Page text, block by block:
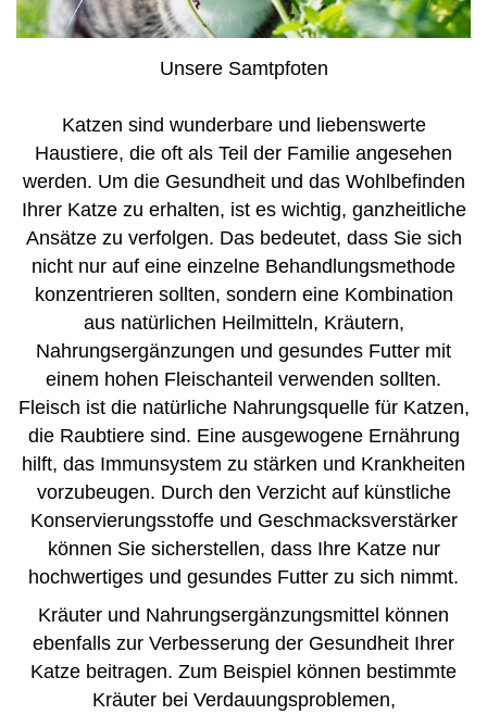
Unsere Samtpfoten
Katzen sind wunderbare und liebenswerte
Haustiere, die oft als Teil der Familie angesehen
werden. Um die Gesundheit und das Wohlbefinden
Ihrer Katze zu erhalten, ist es wichtig, ganzheitliche
Ansätze zu verfolgen. Das bedeutet, dass Sie sich
nicht nur auf eine einzelne Behandlungsmethode
konzentrieren sollten, sondern eine Kombination
aus natürlichen Heilmitteln, Kräutern,
Nahrungsergänzungen und gesundes Futter mit
einem hohen Fleischanteil verwenden sollten.
Fleisch ist die natürliche Nahrungsquelle für Katzen,
die Raubtiere sind. Eine ausgewogene Ernährung
hilft, das Immunsystem zu stärken und Krankheiten
vorzubeugen. Durch den Verzicht auf künstliche
Konservierungsstoffe und Geschmacksverstärker
können Sie sicherstellen, dass Ihre Katze nur
hochwertiges und gesundes Futter zu sich nimmt.
Kräuter und Nahrungsergänzungsmittel können
ebenfalls zur Verbesserung der Gesundheit Ihrer
Katze beitragen. Zum Beispiel können bestimmte
Kräuter bei Verdauungsproblemen,